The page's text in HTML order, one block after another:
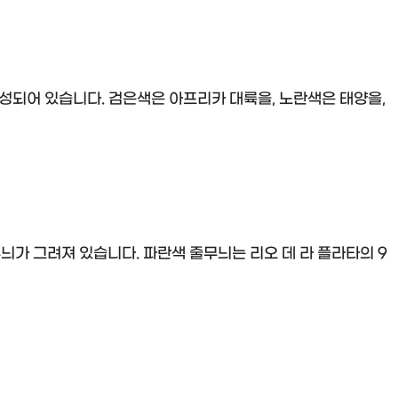
되어 있습니다. 검은색은 아프리카 대륙을, 노란색은 태양을,
가 그려져 있습니다. 파란색 줄무늬는 리오 데 라 플라타의 9